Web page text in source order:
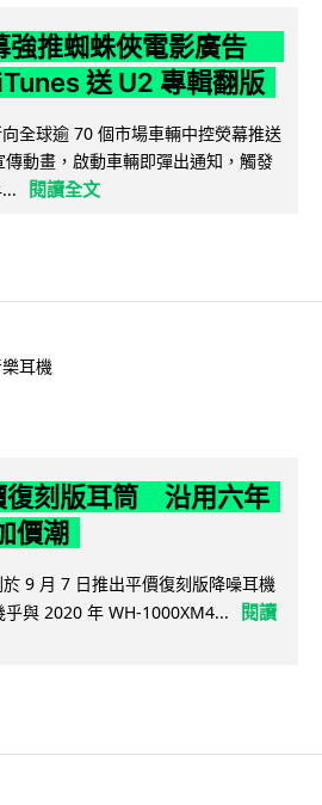
強推蜘蛛俠電影廣告
送 U2 專輯翻版
全球逾 70 個市場車輛中控熒幕推送
傳動畫，啟動車輛即彈出通知，觸發
閱讀全文
耳機
復刻版耳筒 沿用六年
價潮
9 月 7 日推出平價復刻版降噪耳機
與 2020 年 WH-1000XM4...
閱讀